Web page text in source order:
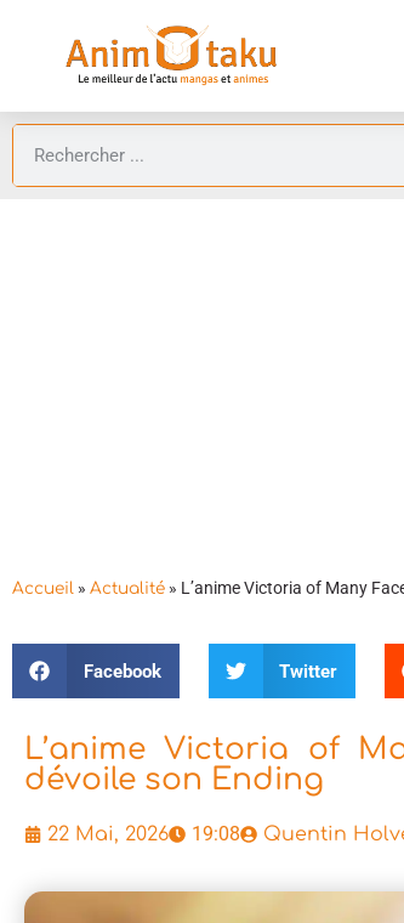
Accueil » Actualité » L’anime Victoria of Many
Facebook Twitter
L’anime Victoria of
dévoile son Ending
22 Mai, 2026 19:08 Quentin